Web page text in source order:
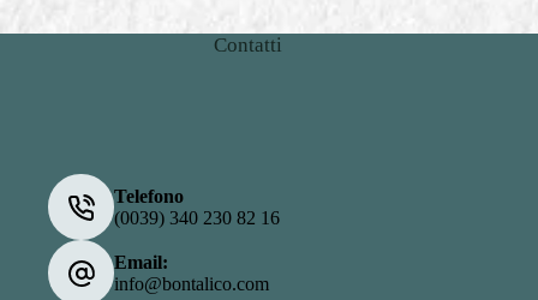
Contatti
Telefono
(0039) 340 230 82 16
Email:
info@bontalico.com